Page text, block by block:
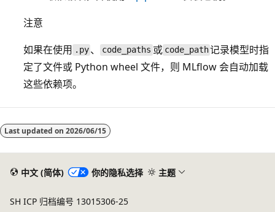
注意
如果在使用 .py 、 code_paths 或 code_path记录模型时指
定了文件或 Python wheel 文件，则 MLflow 会自动加载
这些依赖项。
Last updated on 2026/06/15
中文 (简体) 你的隐私选择 主题
SH ICP 归档编号 13015306-25